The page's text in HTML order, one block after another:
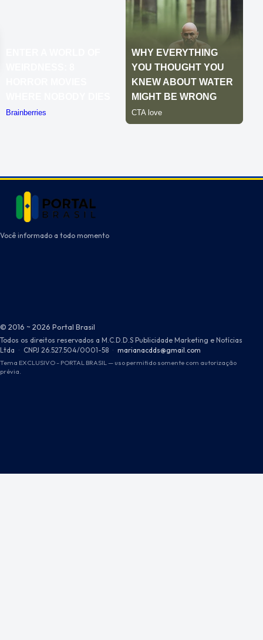
Você informado a todo momento
© 2016 ~ 2026 Portal Brasil
Todos os direitos reservados a M.C.D.D.S Publicidade Marketing e Notícias
Ltda · CNPJ 26.527.504/0001-58 · marianacdds@gmail.com
Tema EXCLUSIVO - PORTAL BRASIL — uso permitido somente com autorização
prévia.